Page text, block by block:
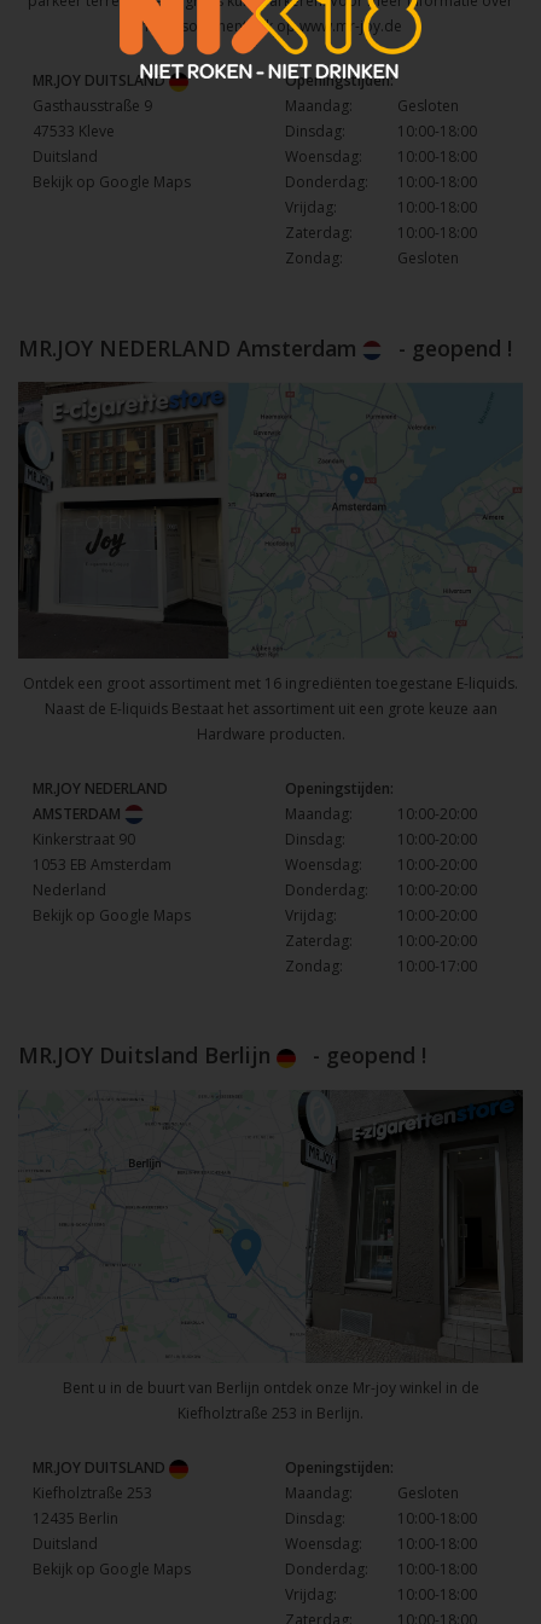
het assortiment kijk opwww.mr-joy.de
MR.JOY DUITSLAND
Gasthausstraße 9
47533 Kleve
Duitsland
Bekijk op Google Maps
Openingstijden:
Maandag:
Gesloten
Dinsdag:
10:00-18:00
Woensdag:
10:00-18:00
Donderdag:
10:00-18:00
Vrijdag:
10:00-18:00
Zaterdag:
10:00-18:00
Zondag:
Gesloten
MR.JOY NEDERLAND Amsterdam - geopend !
Ontdek een groot assortiment met 16 ingrediënten toegestane E-liquids.
Naast de E-liquids Bestaat het assortiment uit een grote keuze aan
Hardware producten.
MR.JOY NEDERLAND
AMSTERDAM
Kinkerstraat 90
1053 EB Amsterdam
Nederland
Bekijk op Google Maps
Openingstijden:
Maandag:
10:00-20:00
Dinsdag:
10:00-20:00
Woensdag:
10:00-20:00
Donderdag:
10:00-20:00
Vrijdag:
10:00-20:00
Zaterdag:
10:00-20:00
Zondag:
10:00-17:00
MR.JOY Duitsland Berlijn - geopend !
Bent u in de buurt van Berlijn ontdek onze Mr-joy winkel in de
Kiefholztraße 253 in Berlijn.
MR.JOY DUITSLAND
Kiefholztraße 253
12435 Berlin
Duitsland
Bekijk op Google Maps
Openingstijden:
Maandag:
Gesloten
Dinsdag:
10:00-18:00
Woensdag:
10:00-18:00
Donderdag:
10:00-18:00
Vrijdag:
10:00-18:00
Zaterdag:
10:00-18:00